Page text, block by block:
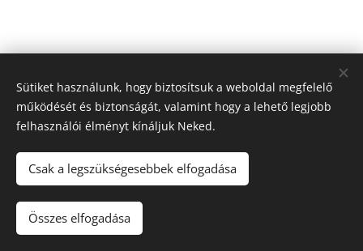
Fekete Hegy Kiadó
Webdesign: Dévényi Ildikó
Sütiket használunk, hogy biztosítsuk a weboldal megfelelő
működését és biztonságát, valamint hogy a lehető legjobb
felhasználói élményt kínáljuk Neked.
Csak a legszükségesebbek elfogadása
Összes elfogadása